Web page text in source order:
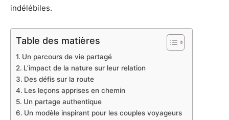
indélébiles.
Table des matières
Un parcours de vie partagé
L’impact de la nature sur leur relation
Des défis sur la route
Les leçons apprises en chemin
Un partage authentique
Un modèle inspirant pour les couples voyageurs